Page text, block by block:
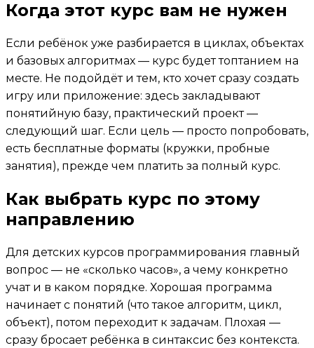
Когда этот курс вам не нужен
Если ребёнок уже разбирается в циклах, объектах
и базовых алгоритмах — курс будет топтанием на
месте. Не подойдёт и тем, кто хочет сразу создать
игру или приложение: здесь закладывают
понятийную базу, практический проект —
следующий шаг. Если цель — просто попробовать,
есть бесплатные форматы (кружки, пробные
занятия), прежде чем платить за полный курс.
Как выбрать курс по этому
направлению
Для детских курсов программирования главный
вопрос — не «сколько часов», а чему конкретно
учат и в каком порядке. Хорошая программа
начинает с понятий (что такое алгоритм, цикл,
объект), потом переходит к задачам. Плохая —
сразу бросает ребёнка в синтаксис без контекста.